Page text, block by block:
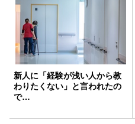
新人に「経験が浅い人から教
わりたくない」と言われたの
で…